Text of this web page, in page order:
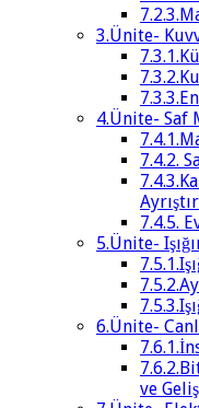
3.Ünite-
4.Ünite- Saf
7.4.2.
7.4.5.
5.Ünite-
6.Ünite-
ve